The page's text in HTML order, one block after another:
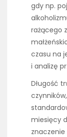
gdy np.
rażącego
czasu na
i analizę
Długość
miesięcy